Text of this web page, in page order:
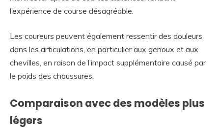
l’expérience de course désagréable.
Les coureurs peuvent également ressentir des douleurs
dans les articulations, en particulier aux genoux et aux
chevilles, en raison de l’impact supplémentaire causé par
le poids des chaussures.
Comparaison avec des modèles plus
légers